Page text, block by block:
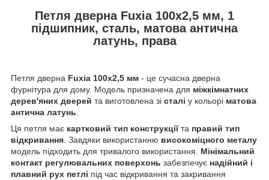
Петля дверна Fuxia 100x2,5 мм, 1
підшипник, сталь, матова антична
латунь, права
Петля дверна Fuxia 100x2,5 мм - це сучасна дверна
фурнітура для дому. Модель призначена для міжкімнатних
дерев'яних дверей та виготовлена зі сталі у кольорі матова
антична латунь.
Ця петля має картковий тип конструкціїта правий тип
відкривання. Завдяки використанню високоміцного металу
модель підходить для тривалого використання. Мінімальний
контакт регулювальних поверхонь забезпечує надійний і
плавний рух петлі під час відкривання та закривання